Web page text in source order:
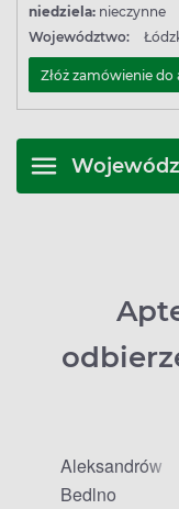
niedziela: nieczynne
Województwo:
Złóż zamówienie do
Aleksandrów
Bedlno